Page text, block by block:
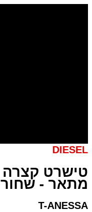
דילוג
DIESEL
טישרט קצרה
מתאר - שחור
T-ANESSA
כמות